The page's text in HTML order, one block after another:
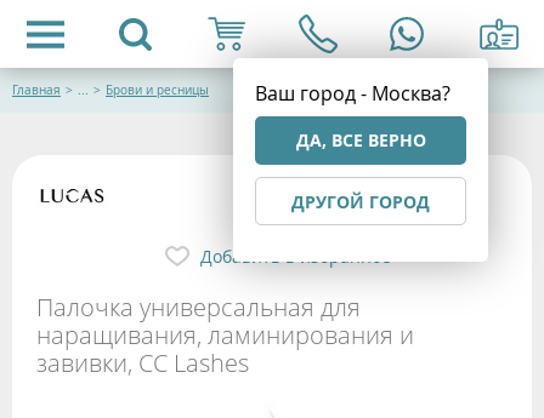
Ваш город - Москва?
ДА, ВСЕ ВЕРНО
ДРУГОЙ ГОРОД
Главная > ... > Брови и ресницы
Палочка универсальная для
наращивания, ламинирования и
завивки, CC Lashes
Добавить в избранное